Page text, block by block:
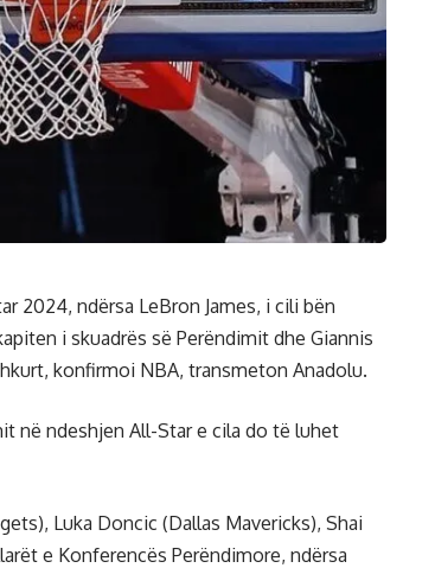
2024, ndërsa LeBron James, i cili bën
i skuadrës së Perëndimit dhe Giannis
konfirmoi NBA, transmeton Anadolu.
në ndeshjen All-Star e cila do të luhet
Luka Doncic (Dallas Mavericks), Shai
e Konferencës Perëndimore, ndërsa